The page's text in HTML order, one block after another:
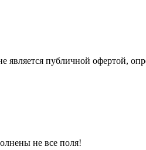
является публичной офертой,
не все поля!